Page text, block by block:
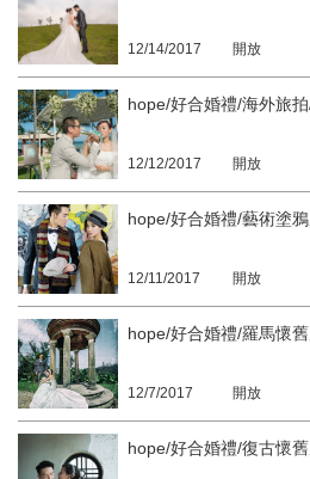
12/14/2017 開放
hope/好合婚禮/海外旅
12/12/2017 開放
hope/好合婚禮/藝術塗
12/11/2017 開放
hope/好合婚禮/羅馬懷
12/7/2017 開放
hope/好合婚禮/復古懷